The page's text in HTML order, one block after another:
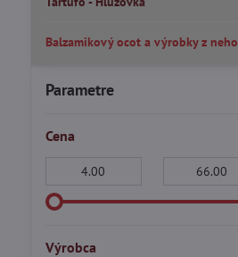
Parametre
Cena
Výrobca
Balzamikový ocot a výrobky z neho